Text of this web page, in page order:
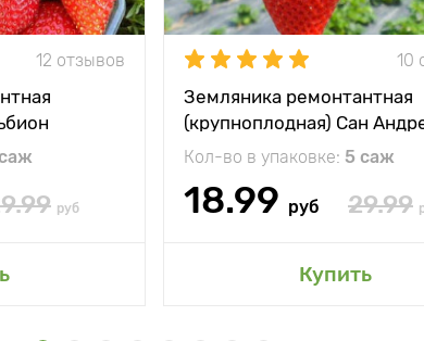
12 отзывов
руб
10
Земляника ремонтантная
(крупноплодная) Сан
Кол-во в упаковке: 5 саж
18.99 руб 29.99
Купить